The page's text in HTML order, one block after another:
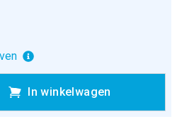
In winkelwagen